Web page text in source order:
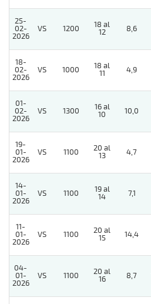
25-
02-
2026
VS 1200
18 al
12
8,6
18-
02-
2026
VS 1000
18 al
11
4,9
01-
02-
2026
VS 1300
16 al
10
10,0
19-
01-
2026
VS 1100
20 al
13
4,7
14-
01-
2026
VS 1100
19 al
14
7,1
11-
01-
2026
VS 1100
20 al
15
14,4
04-
01-
2026
VS 1100
20 al
16
8,7